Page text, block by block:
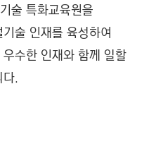
술 특화교육원을
술 인재를 육성하여
수한 인재와 함께 일할
.